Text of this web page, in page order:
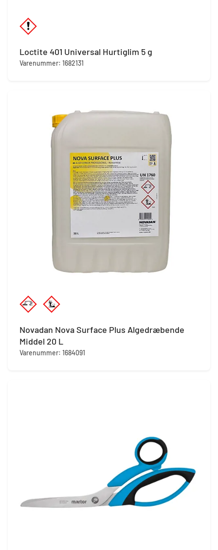
Loctite 401 Universal Hurtiglim 5 g
Varenummer: 1682131
Novadan Nova Surface Plus Algedræbende
Middel 20 L
Varenummer: 1684091